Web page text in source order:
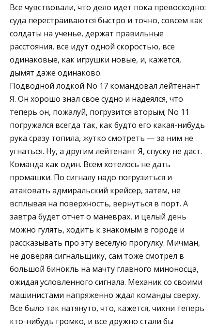
Все чувствовали, что дело идет пока превосходно:
суда перестраиваются быстро и точно, совсем как
солдаты на ученье, держат правильные
расстояния, все идут одной скоростью, все
одинаковые, как игрушки новые, и, кажется,
дымят даже одинаково.
Подводной лодкой No 17 командовал лейтенант
Я. Он хорошо знал свое судно и надеялся, что
теперь он, пожалуй, погрузится вторым; No 11
погружался всегда так, как будто его какая-нибудь
рука сразу топила, жутко смотреть — за ним не
угнаться. Ну, а другим лейтенант Я, спуску не даст.
Команда как один. Всем хотелось не дать
промашки. По сигналу надо погрузиться и
атаковать адмиральский крейсер, затем, не
всплывая на поверхность, вернуться в порт. А
завтра будет отчет о маневрах, и целый день
можно гулять, ходить к знакомым в городе и
рассказывать про эту веселую прогулку. Мичман,
не доверяя сигнальщику, сам тоже смотрел в
большой бинокль на мачту главного миноносца,
ожидая условленного сигнала. Механик со своими
машинистами напряженно ждал команды сверху.
Все было так натянуто, что, кажется, чихни теперь
кто-нибудь громко, и все дружно стали бы